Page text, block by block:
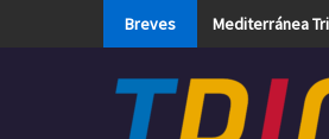
Breves Mediterránea